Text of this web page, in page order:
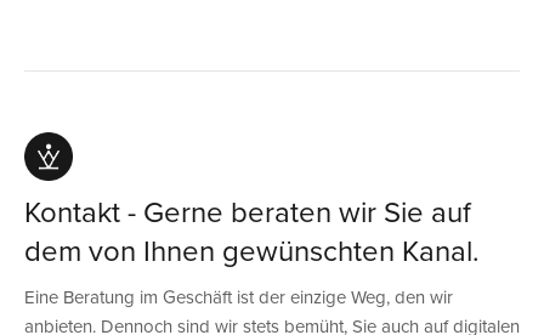
Kontakt - Gerne beraten wir Sie auf
dem von Ihnen gewünschten Kanal.
Eine Beratung im Geschäft ist der einzige Weg, den wir
anbieten. Dennoch sind wir stets bemüht, Sie auch auf digitalen